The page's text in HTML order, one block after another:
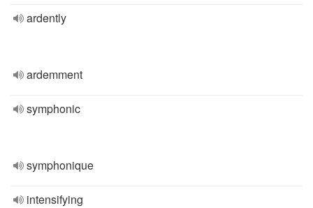
ardently
ardemment
symphonic
symphonique
intensifying